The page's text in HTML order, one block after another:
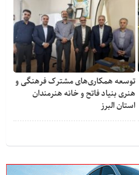
توسعه همکاری‌های مشترک فرهنگی و
هنری بنیاد فاتح و خانه هنرمندان
استان البرز